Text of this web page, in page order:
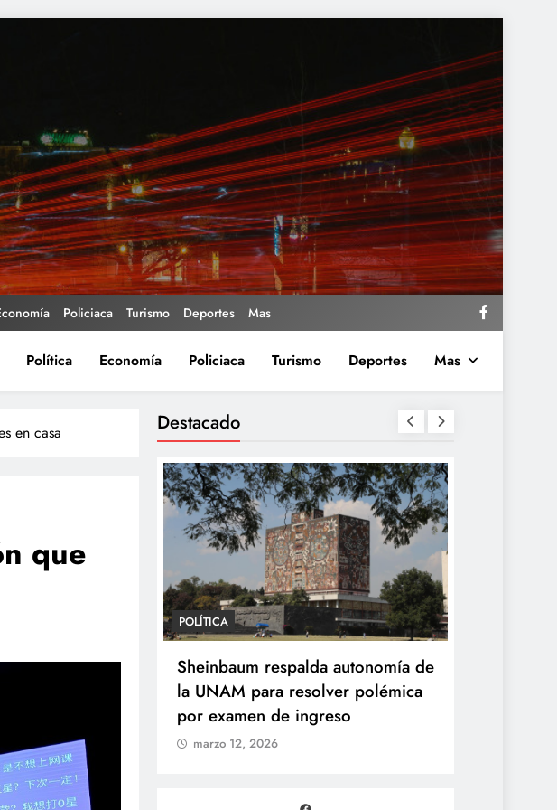
Policiaca Turismo Deportes Mas
Política Economía Policiaca Turismo Deportes Mas
en casa
que
Destacado
deja un
en la
POLÍTICA
Sheinbaum desaparece la Vocería
de la Presidencia y crea nueva
Unidad de Ayudantía
marzo 12, 2026